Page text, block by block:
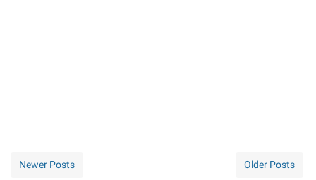
Newer Posts Older Posts